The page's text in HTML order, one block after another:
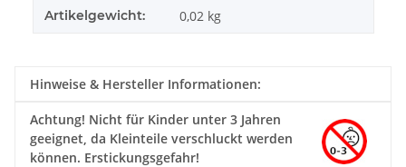
Artikelgewicht: 0,02 kg
Hinweise & Hersteller Informationen:
Achtung! Nicht für Kinder unter 3 Jahren
geeignet, da Kleinteile verschluckt werden
können. Erstickungsgefahr!